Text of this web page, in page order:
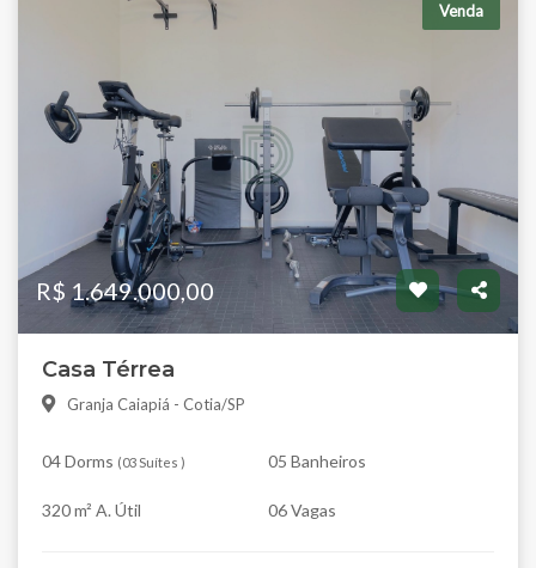
Venda
R$ 1.649.000,00
Casa Térrea
Granja Caiapiá - Cotia/SP
04 Dorms (03 Suítes ) 05 Banheiros
320 m² A. Útil 06 Vagas